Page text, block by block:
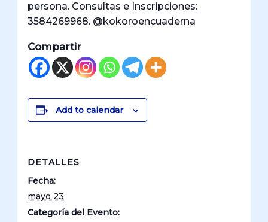
persona. Consultas e Inscripciones:
3584269968. @kokoroencuaderna
Compartir
Add to calendar
DETALLES
Fecha:
mayo 23
Categoría del Evento: